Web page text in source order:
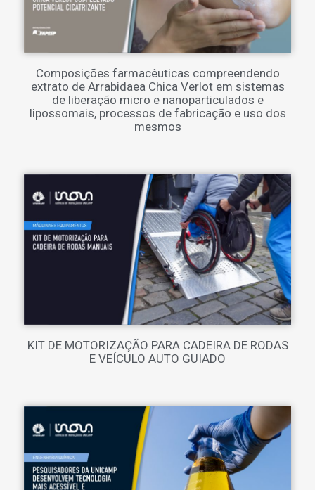
Composições farmacêuticas compreendendo
extrato de Arrabidaea Chica Verlot em sistemas
de liberação micro e nanoparticulados e
lipossomais, processos de fabricação e uso dos
mesmos
KIT DE MOTORIZAÇÃO PARA CADEIRA DE RODAS
E VEÍCULO AUTO GUIADO